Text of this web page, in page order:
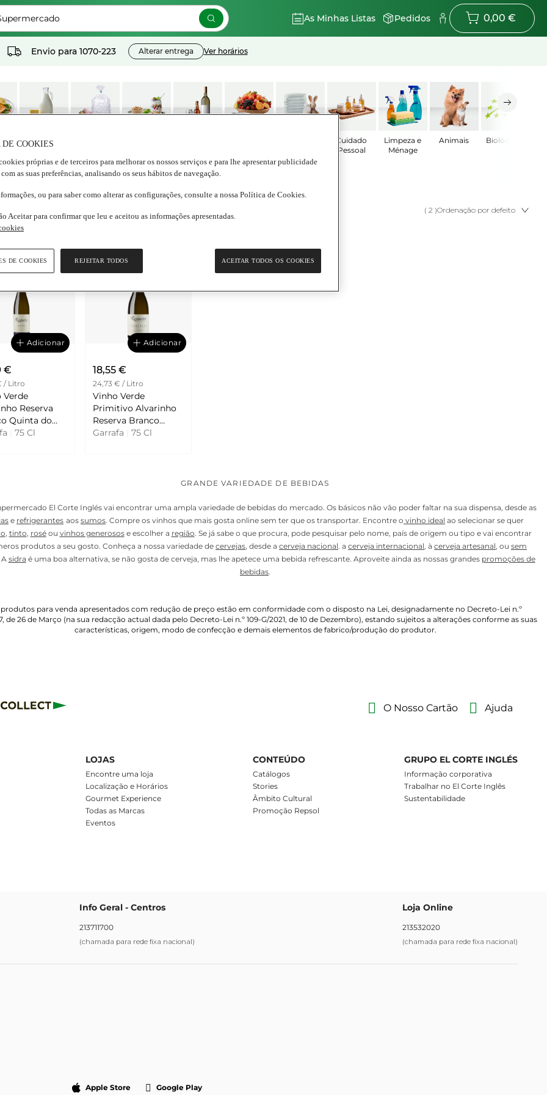
As Minhas Listas Pedidos 0,00 €
Envio para 1070-223 Alterar entrega Ver horários
Lacticínios e
Cuidado
Pessoal
Limpeza e
Ménage
Animais Biológicos
( 2 )Ordenação por defeito
Adicionar
€
/ Litro
Verde
Reserva
do
75 Cl
Adicionar
18,55 €
24,73 € / Litro
Vinho Verde
Primitivo Alvarinho
Reserva Branco
Quinta do Regueiro
Garrafa 75 Cl
GRANDE VARIEDADE DE BEBIDAS
El Corte Inglés vai encontrar uma ampla variedade de bebidas do mercado. Os básicos não vão poder faltar na sua dispensa, desde as
e refrigerantes aos sumos. Compre os vinhos que mais gosta online sem ter que os transportar. Encontre o vinho ideal ao selecionar se quer
, tinto, roséou vinhos generosose escolher a região. Se já sabe o que procura, pode pesquisar pelo nome, país de origem ou tipo e vai encontrar
produtos a seu gosto. Conheça a nossa variedade de cervejas, desde a cerveja nacional. a cerveja internacional, à cerveja artesanal, ou sem
A sidra é uma boa alternativa, se não gosta de cerveja, mas lhe apetece uma bebida refrescante. Aproveite ainda as nossas grandes promoções de
bebidas.
produtos para venda apresentados com redução de preço estão em conformidade com o disposto na Lei, designadamente no Decreto-Lei n.º
de 26 de Março (na sua redacção actual dada pelo Decreto-Lei n.º 109-G/2021, de 10 de Dezembro), estando sujeitos a alterações conforme as suas
características, origem, modo de confecção e demais elementos de fabrico/produção do produtor.
O Nosso Cartão Ajuda
LOJAS
Encontre uma loja
Localização e Horários
Gourmet Experience
Todas as Marcas
Eventos
CONTEÚDO
Catálogos
Stories
Âmbito Cultural
Promoção Repsol
GRUPO EL CORTE INGLÉS
Informação corporativa
Trabalhar no El Corte Inglês
Sustentabilidade
Info Geral - Centros
213711700
(chamada para rede fixa nacional)
Loja Online
213532020
(chamada para rede fixa nacional)
Apple Store Google Play
COOKIES
próprias e de terceiros para melhorar os nossos serviços e para lhe apresentar publicidade
as suas preferências, analisando os seus hábitos de navegação.
ou para saber como alterar as configurações, consulte a nossa Política de Cookies.
Aceitar para confirmar que leu e aceitou as informações apresentadas.
REJEITAR TODOS ACEITAR TODOS OS COOKIES
DE COOKIES